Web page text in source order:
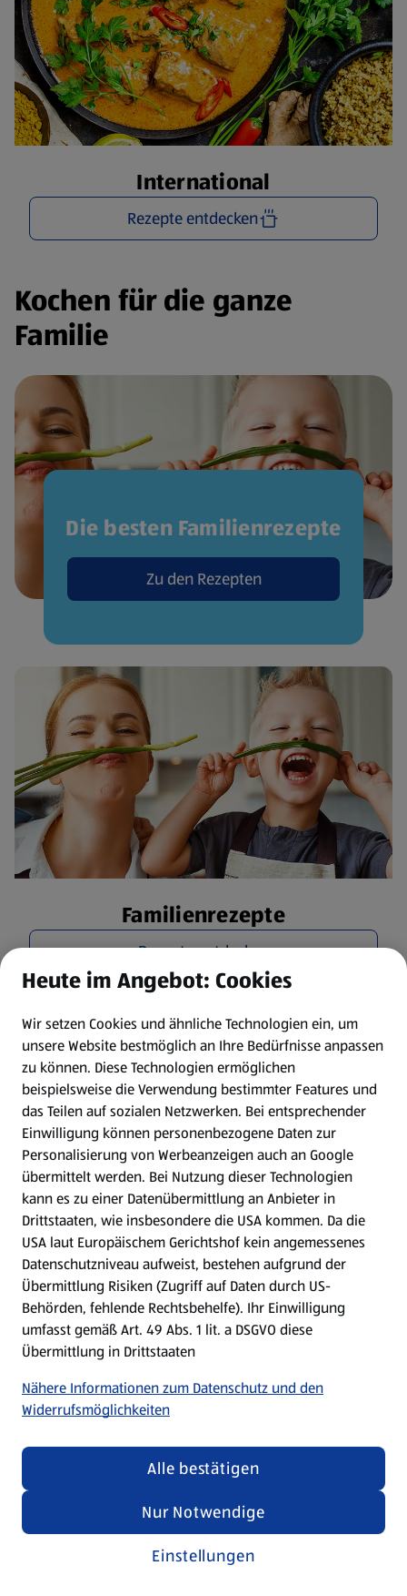
International
Rezepte entdecken
Kochen für die ganze
Familie
Die besten Familienrezepte
Zu den Rezepten
Familienrezepte
Rezepte entdecken
Kochen für Kinder
Rezepte entdecken
Heute im Angebot: Cookies
Wir setzen Cookies und ähnliche Technologien ein, um
unsere Website bestmöglich an Ihre Bedürfnisse anpassen
zu können. Diese Technologien ermöglichen
beispielsweise die Verwendung bestimmter Features und
das Teilen auf sozialen Netzwerken. Bei entsprechender
Einwilligung können personenbezogene Daten zur
Personalisierung von Werbeanzeigen auch an Google
übermittelt werden. Bei Nutzung dieser Technologien
kann es zu einer Datenübermittlung an Anbieter in
Drittstaaten, wie insbesondere die USA kommen. Da die
USA laut Europäischem Gerichtshof kein angemessenes
Datenschutzniveau aufweist, bestehen aufgrund der
Übermittlung Risiken (Zugriff auf Daten durch US-
Behörden, fehlende Rechtsbehelfe). Ihr Einwilligung
umfasst gemäß Art. 49 Abs. 1 lit. a DSGVO diese
Übermittlung in Drittstaaten
Nähere Informationen zum Datenschutz und den
Widerrufsmöglichkeiten
Einstellungen
Nur Notwendige
Alle bestätigen